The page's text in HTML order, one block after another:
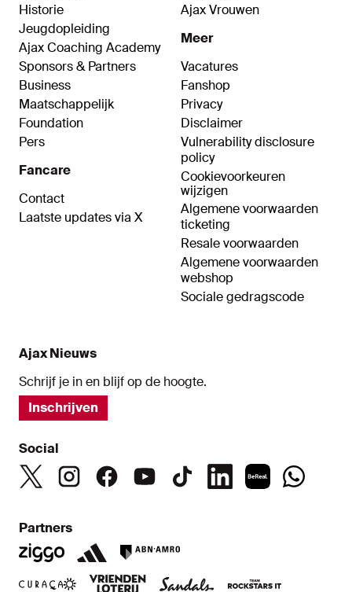
Historie
Jeugdopleiding
Ajax Coaching Academy
Sponsors & Partners
Business
Maatschappelijk
Foundation
Pers
Fancare
Contact
Laatste updates via X
Ajax Vrouwen
Meer
Vacatures
Fanshop
Privacy
Disclaimer
Vulnerability disclosure
policy
Cookievoorkeuren
wijzigen
Algemene voorwaarden
ticketing
Resale voorwaarden
Algemene voorwaarden
webshop
Sociale gedragscode
Ajax Nieuws
Schrijf je in en blijf op de hoogte.
Inschrijven
Social
Partners